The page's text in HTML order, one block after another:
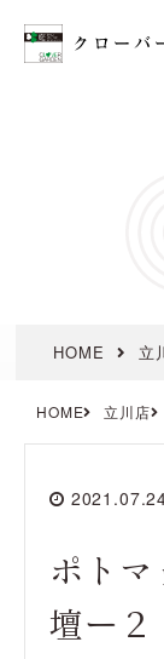
HOME 立
HOME 立川店
ポト
壇ー２